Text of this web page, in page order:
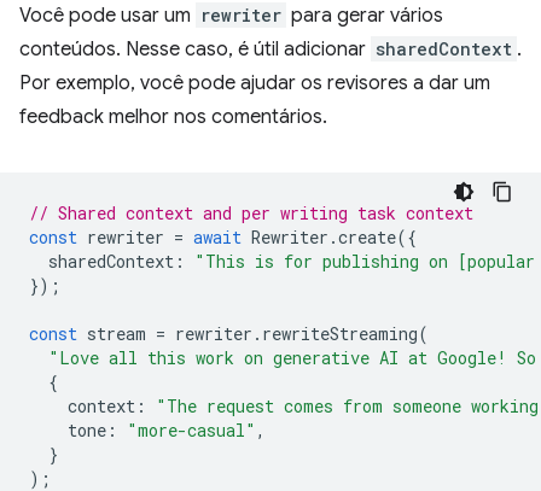
Você pode usar um rewriter para gerar vários
conteúdos. Nesse caso, é útil adicionar sharedContext .
Por exemplo, você pode ajudar os revisores a dar um
feedback melhor nos comentários.
// Shared context and per writing task context
const rewriter = await Rewriter .create({
sharedContext :
"This is for publishing on [popular
});
const stream = rewriter . rewriteStreaming(
"Love all this work on generative AI at Google!
{
context :
"The request comes from someone
tone : "more-casual" ,
}
);